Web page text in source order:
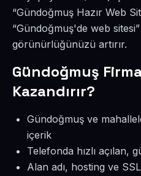
“Gündoğmuş Hazır Web
“Gündoğmuş'de web
görünürlüğünüzü artırır.
Gündoğmuş
Kazandırır?
Gündoğmuş ve
içerik
Telefonda hızlı açılan,
Alan adı, hosting ve